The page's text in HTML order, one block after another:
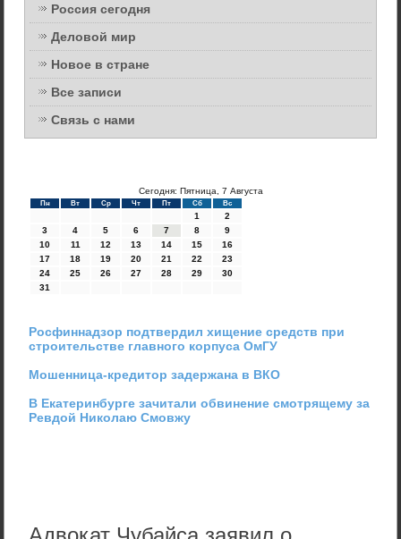
Россия сегодня
Деловой мир
Новое в стране
Все записи
Связь с нами
Сегодня: Пятница, 7 Августа
Пн Вт Ср Чт Пт Сб Вс
1
2
3
4 5 6 7 8
9
10
11 12 13 14 15
16
17
18 19 20 21 22
23
24
25 26 27 28 29
30
31
Росфиннадзор подтвердил хищение средств при
строительстве главного корпуса ОмГУ
Мошенница-кредитор задержана в ВКО
В Екатеринбурге зачитали обвинение смотрящему за
Ревдой Николаю Смовжу